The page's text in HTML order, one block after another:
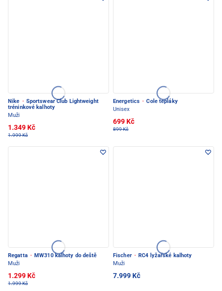
Nike · Sportswear Club Lightweight
tréninkové kalhoty
Muži
1.349 Kč
1.999 Kč
Energetics · Cole tepláky
Unisex
699 Kč
899 Kč
Regatta · MW310 kalhoty do deště
Muži
1.299 Kč
1.999 Kč
Fischer · RC4 lyžařské kalhoty
Muži
7.999 Kč